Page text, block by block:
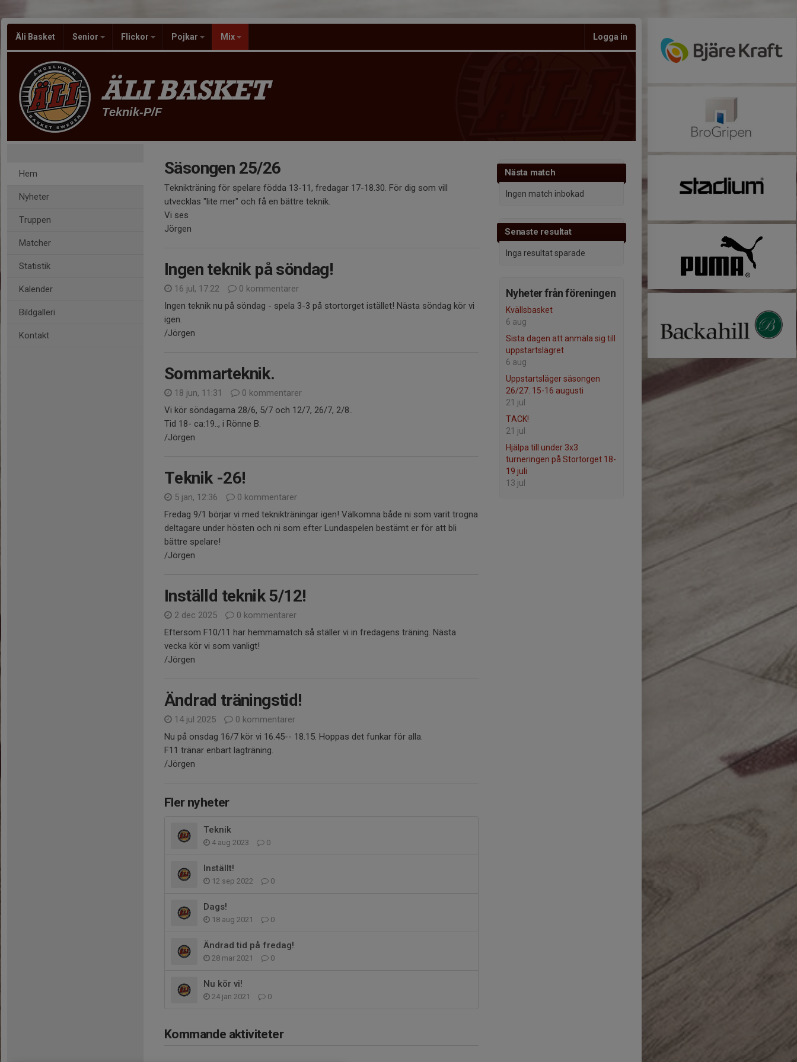
Äli Basket Senior Flickor Pojkar Mix Logga in
ÄLI BASKET
Teknik-P/F
Hem
Nyheter
Truppen
Matcher
Statistik
Kalender
Bildgalleri
Kontakt
Nästa match
Ingen match inbokad
Senaste resultat
Inga resultat sparade
Nyheter från föreningen
Kvällsbasket
6 aug
Sista dagen att anmäla sig till
uppstartslägret
6 aug
Uppstartsläger säsongen
26/27. 15-16 augusti
21 jul
TACK!
21 jul
Hjälpa till under 3x3
turneringen på Stortorget 18-
19 juli
13 jul
Säsongen 25/26
Teknikträning för spelare födda 13-11, fredagar 17-18.30. För dig som vill
utvecklas "lite mer" och få en bättre teknik.
Vi ses
Jörgen
Ingen teknik på söndag!
16 jul, 17:22
0 kommentarer
Ingen teknik nu på söndag - spela 3-3 på stortorget istället! Nästa söndag kör vi
igen.
/Jörgen
Sommarteknik.
18 jun, 11:31
0 kommentarer
Vi kör söndagarna 28/6, 5/7 och 12/7, 26/7, 2/8..
Tid 18- ca:19.., i Rönne B.
/Jörgen
Teknik -26!
5 jan, 12:36
0 kommentarer
Fredag 9/1 börjar vi med teknikträningar igen! Välkomna både ni som varit trogna
deltagare under hösten och ni som efter Lundaspelen bestämt er för att bli
bättre spelare!
/Jörgen
Inställd teknik 5/12!
2 dec 2025
0 kommentarer
Eftersom F10/11 har hemmamatch så ställer vi in fredagens träning. Nästa
vecka kör vi som vanligt!
/Jörgen
Ändrad träningstid!
14 jul 2025
0 kommentarer
Nu på onsdag 16/7 kör vi 16.45-- 18.15. Hoppas det funkar för alla.
F11 tränar enbart lagträning.
/Jörgen
Fler nyheter
Teknik
4 aug 2023 0
Inställt!
12 sep 2022 0
Dags!
18 aug 2021 0
Ändrad tid på fredag!
28 mar 2021 0
Nu kör vi!
24 jan 2021 0
Kommande aktiviteter